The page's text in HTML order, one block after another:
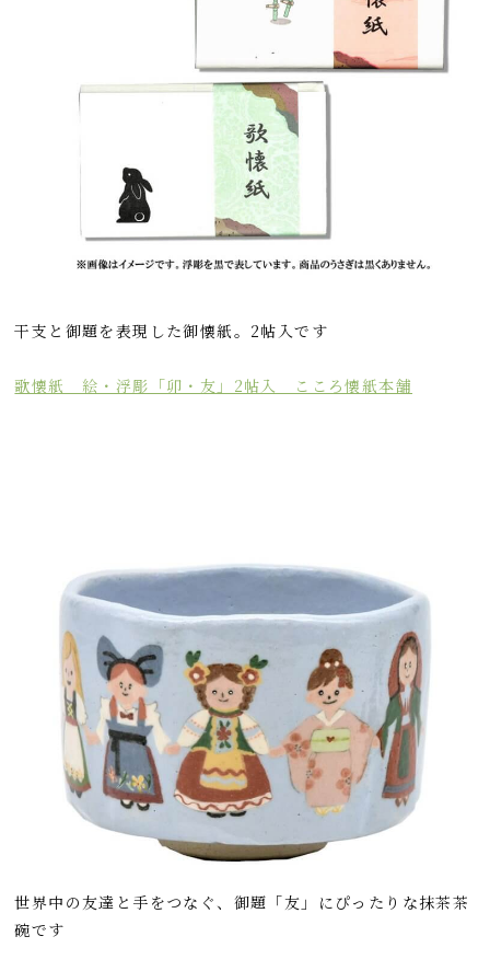
干支と御題を表現した御懐紙。2帖入です
歌懐紙 絵・浮彫「卯・友」2帖入 こころ懐紙本舗
世界中の友達と手をつなぐ、御題「友」にぴったりな抹茶茶
碗です